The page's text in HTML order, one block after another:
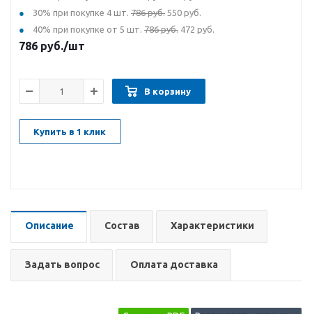
30% при покупке 4 шт. 786 руб. 550 руб.
40% при покупке от 5 шт. 786 руб. 472 руб.
786 руб./шт
В корзину
Купить в 1 клик
Описание Состав Характеристики
Задать вопрос Оплата доставка